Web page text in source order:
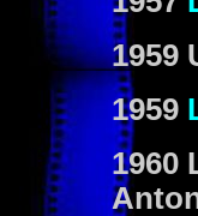
1959
1959
1960